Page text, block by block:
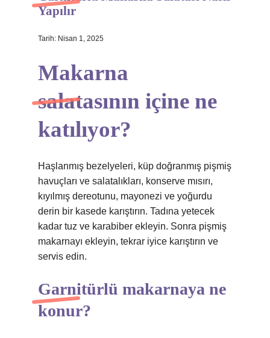
Hakkımızda
Yapılır
Tarih: Nisan 1, 2025
Makarna
salatasının içine ne
katılıyor?
Haşlanmış bezelyeleri, küp doğranmış pişmiş
havuçları ve salatalıkları, konserve mısırı,
kıyılmış dereotunu, mayonezi ve yoğurdu
derin bir kasede karıştırın. Tadına yetecek
kadar tuz ve karabiber ekleyin. Sonra pişmiş
makarnayı ekleyin, tekrar iyice karıştırın ve
servis edin.
Garnitürlü makarnaya ne
konur?